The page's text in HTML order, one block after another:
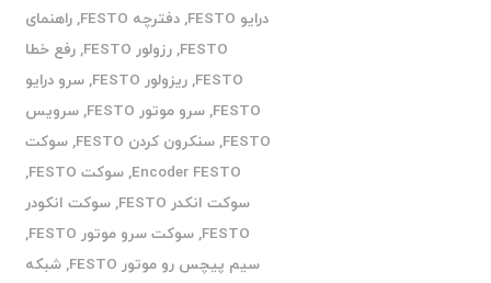
درایو FESTO
,دفترچه FESTO ,راهنمای
FESTO
,رزولور FESTO ,رفع خطا
FESTO
,ریزولور FESTO ,سرو درایو
FESTO
,سرو موتور FESTO ,سرویس
FESTO
,سنکرون کردن FESTO ,سوکت
Encoder FESTO
,سوکت FESTO
,
سوکت انکدر FESTO
,سوکت انکودر
FESTO
,سوکت سرو موتور FESTO
,
سیم پیچس رو موتور FESTO
,شبکه